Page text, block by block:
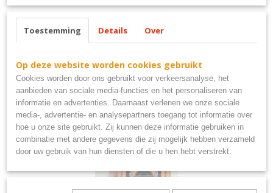
Ook interessant
Toestemming Details Over
Op deze website worden cookies gebruikt
Cookies worden door ons gebruikt voor verkeersanalyse, het
aanbieden van sociale media-functies en het personaliseren van
informatie en advertenties. Daarnaast verlenen we onze sociale
media-, advertentie- en analysepartners toegang tot informatie over
hoe u onze site gebruikt. Zij kunnen deze informatie gebruiken in
combinatie met andere gegevens die zij mogelijk hebben verzameld
door uw gebruik van hun diensten of die u hen hebt verstrekt.